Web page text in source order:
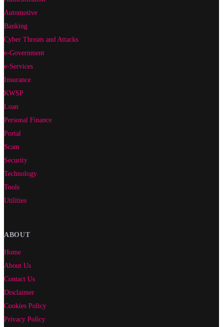
Automotive
Banking
Cyber Threats and Attacks
e-Government
e-Services
Insurance
KWSP
Loan
Personal Finance
Portal
Scam
Security
Technology
Tools
Utilities
ABOUT
Home
About Us
Contact Us
Disclaimer
Cookies Policy
Privacy Policy